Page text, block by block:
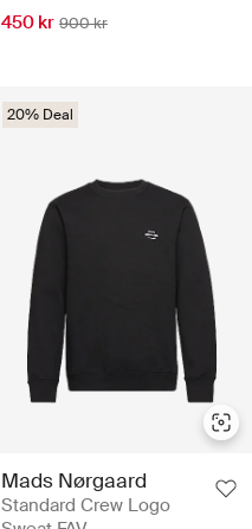
450 kr 900 kr
20% Deal
Mads Nørgaard
Standard Crew Logo